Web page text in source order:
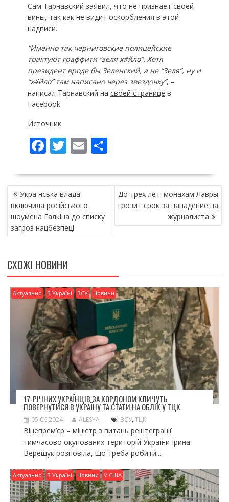
Сам Тарнавский заявил, что не признает своей
вины, так как не видит оскорбления в этой
надписи.
“Именно так черниговские полицейские
трактуют граффити “зеля х#йло”. Хотя
президент вроде бы Зеленский, а не “Зеля”, ну и
“х#йло” там написано через звездочку”, –
написал Тарнавский на своей странице в
Facebook.
Источник
F
e
b
o
o
k
T
itt
er
E
ai
П
ді
т
и
НАВІГАЦІЯ
ЗАПИСІВ
Українська влада
включила російського
шоумена Галкіна до списку
загроз нацбезпеці
До трех лет: монахам Лавры
грозит срок за нападение на
журналиста
СХОЖІ НОВИНИ
Актуально В Україні ЗСУ Новини
17-РІЧНИХ УКРАЇНЦІВ ЗА КОРДОНОМ КЛИЧУТЬ
ПОВЕРНУТИСЯ В УКРАЇНУ ТА СТАТИ НА ОБЛІК У ТЦК
05.06.2024 ALESYA ЗСУ, ТЦК
Віцепрем’єр – міністр з питань реінтеграції
тимчасово окупованих територій України Ірина
Верещук розповіла, що треба робити...
Актуально В Україні Новини У США